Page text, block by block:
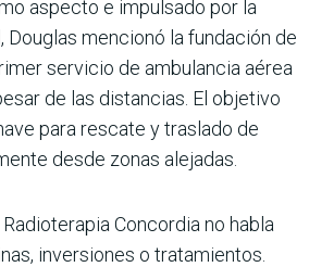
aspecto e impulsado por la
mencionó la fundación de
servicio de ambulancia aérea
de las distancias. El objetivo
para rescate y traslado de
desde zonas alejadas.
Concordia no habla
inversiones o tratamientos.